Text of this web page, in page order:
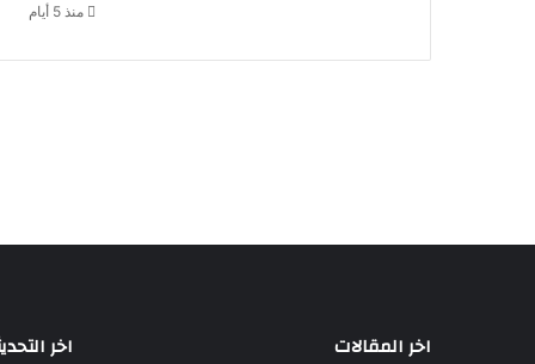
منذ 5 أيام
اخر المقالات اخر